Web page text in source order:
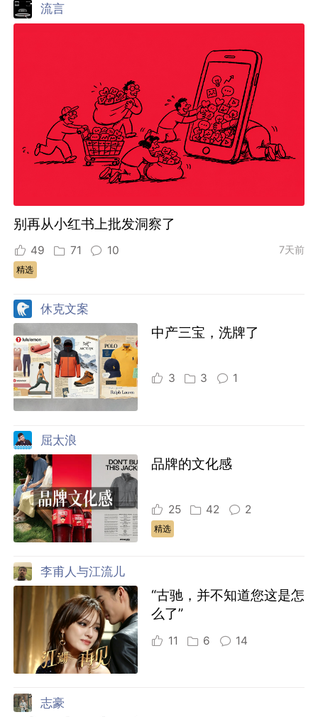
流言
别再从小红书上批发洞察了
49 71 10 7天前
精选
休克文案
中产三宝，洗牌了
3 3 1
屈太浪
品牌的文化感
25 42 2
精选
李甫人与江流儿
“古驰，并不知道您这是怎
么了”
11 6 14
志豪